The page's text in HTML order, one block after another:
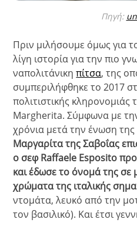
Πηγή:
Πριν μιλήσουμε όμως για
λίγη ιστορία για την πιο
ναπολιτάνικηπίτσα, της
συμπεριλήφθηκε το 2017
πολιτιστικής κληρονομιάς
Margherita. Σύμφωνα με
χρόνια μετά την ένωση της
Μαργαρίτα της Σαβοΐας
ο σεφ Raffaele Esposito
και έδωσε το όνομά της σε
χρώματα της ιταλικής
ντομάτα, λευκό από την
τον βασιλικό). Και έτσι